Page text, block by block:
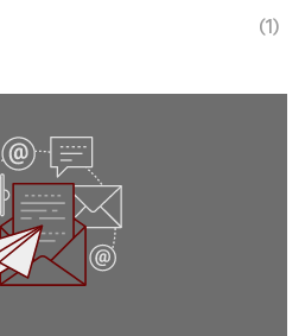
(1)